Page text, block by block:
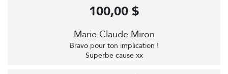
Marie Claude Miron
Bravo pour ton implication !
Superbe cause xx
100,00 $